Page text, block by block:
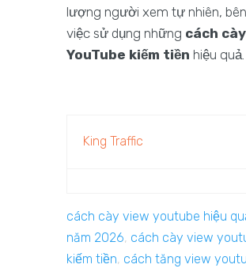
lượng người xem tự nhiên,
việc sử dụng những cách
YouTube kiếm tiền hiệu quả.
King Traffic
cách cày view youtube hiệu
năm 2026, cách cày view
kiếm tiền, cách tăng view